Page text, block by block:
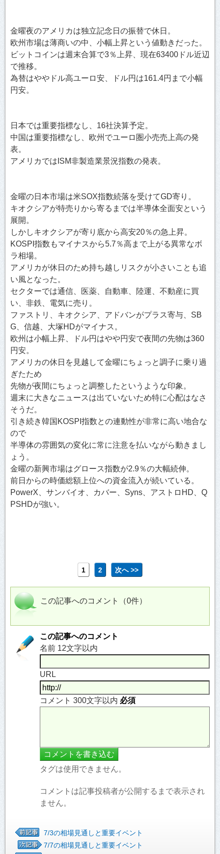
金曜夜のアメリカは独立記念日の振替で休日。
欧州市場は薄商いの中、小幅上昇という値動きだった。
ビットコインは週末合算で3％上昇、現在63400ドル近辺
で推移。
為替はややドル高ユーロ安、ドル円は161.4円まで小幅
円安。
日本では重要指標なし、16社決算予定。
中国は重要指標なし、欧州でユーロ圏小売売上高の発
表。
アメリカではISM非製造業景況指数の発表。
金曜の日本市場は米SOX指数続落を受けてGD寄り。
キオクシアが特売りから寄るまでは半導体全面安という
展開。
しかしキオクシアが寄り底から高安20％の急上昇。
KOSPI指数もマイナスから5.7％高まで上がる異常なボ
ラ相場。
アメリカが休日のため持ち越しリスクが小さいことも追
い風となった。
セクターでは通信、医薬、自動車、陸運、不動産に買
い、非鉄、電気に売り。
ファストリ、キオクシア、アドバンがプラス寄与、SB
G、信越、大塚HDがマイナス。
欧州は小幅上昇、ドル円はやや円安で夜間の先物は360
円安。
アメリカの休日を見越して金曜にちょっと調子に乗り過
ぎたため
先物が夜間にちょっと調整したというような印象。
週末に大きなニュースは出ていないため特に心配はなさ
そうだ。
引き続き韓国KOSPI指数との連動性が非常に高い地合な
ので
半導体の雰囲気の変化に常に注意を払いながら動きまし
ょう。
金曜の新興市場はグロース指数が2.9％の大幅続伸。
前日からの時価総額上位への資金流入が続いている。
PowerX、サンバイオ、カバー、Syns、アストロHD、Q
PSHDが強い。
1 2 次へ >>
この記事へのコメント（0件）
この記事へのコメント
名前 12文字以内
URL
コメント 300文字以内 必須
タグは使用できません。
コメントは記事投稿者が公開するまで表示され
ません。
7/3の相場見通しと重要イベント
7/7の相場見通しと重要イベント